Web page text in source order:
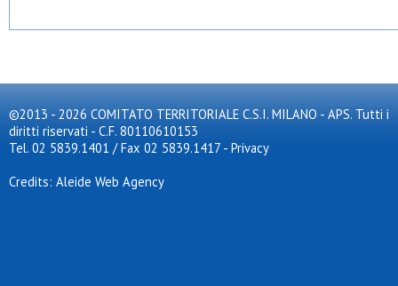
©2013 - 2026 COMITATO TERRITORIALE C.S.I. MILANO - APS. Tutti i
diritti riservati - C.F. 80110610153
Tel. 02 5839.1401 / Fax 02 5839.1417 - Privacy
Credits: Aleide Web Agency